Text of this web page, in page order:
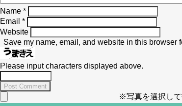
Name *
Email *
Website
Save my name, email, and website in this browser
Please input characters displayed above.
※写真を選択し